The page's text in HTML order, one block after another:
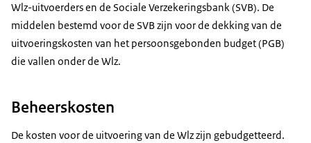
Wlz-uitvoerders en de Sociale Verzekeringsbank (SVB). De
middelen bestemd voor de SVB zijn voor de dekking van de
uitvoeringskosten van het persoonsgebonden budget (PGB)
die vallen onder de Wlz.
Beheerskosten
De kosten voor de uitvoering van de Wlz zijn gebudgetteerd.